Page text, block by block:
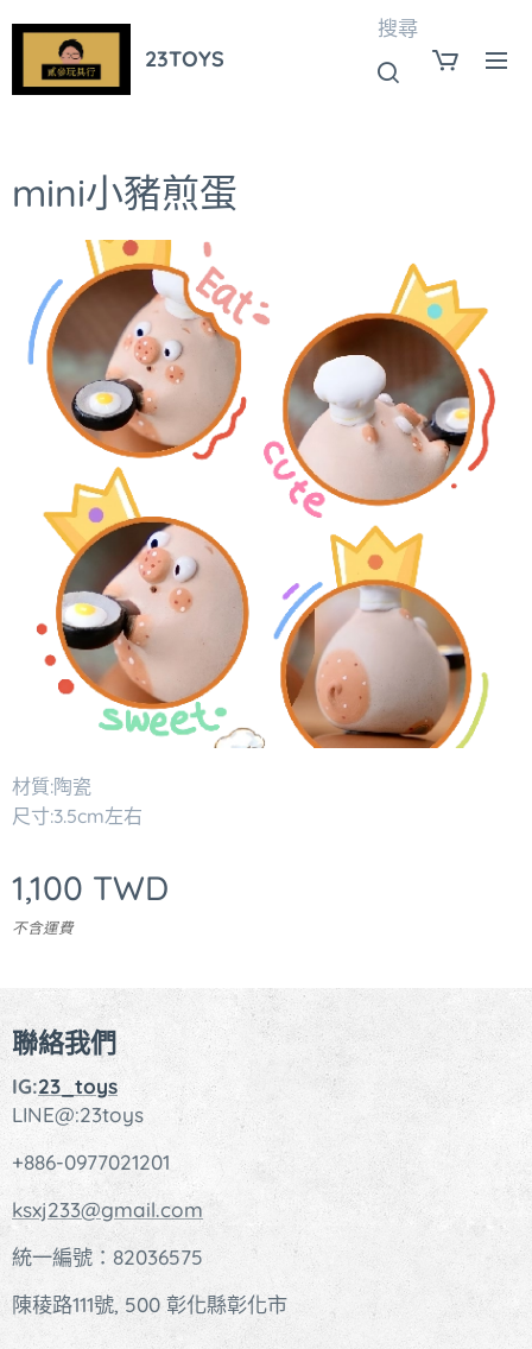
23TOYS
搜尋
mini小豬煎蛋
材質:陶瓷
尺寸:3.5cm左右
1,100 TWD
不含運費
聯絡我們
IG:23_toys
LINE@:23toys
+886-0977021201
ksxj233@gmail.com
統一編號：82036575
陳稜路111號, 500 彰化縣彰化市